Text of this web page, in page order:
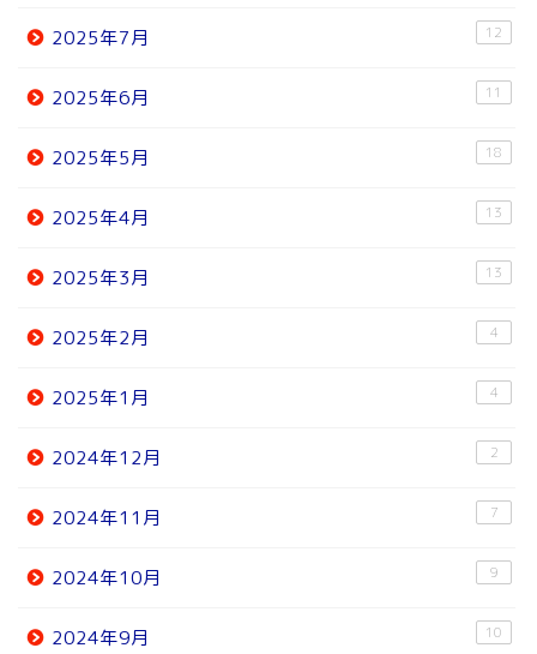
2025年7月 12
2025年6月 11
2025年5月 18
2025年4月 13
2025年3月 13
2025年2月 4
2025年1月 4
2024年12月 2
2024年11月 7
2024年10月 9
2024年9月 10